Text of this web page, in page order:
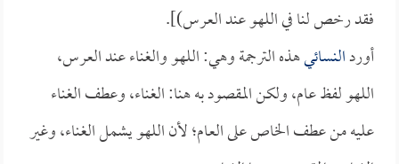
فقد رخص لنا في اللهو عند العرس)].
أوردالنسائيهذه الترجمة وهي: اللهو والغناء عند العرس،
اللهو لفظ عام، ولكن المقصود به هنا: الغناء، وعطف الغناء
عليه من عطف الخاص على العام؛ لأن اللهو يشمل الغناء، وغير